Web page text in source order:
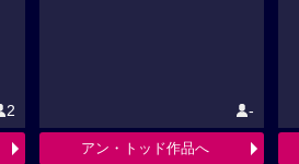
2 -
アン・トッド作品へ